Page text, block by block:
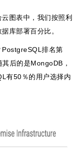
图表中，我们按照利
库部署百分比。
PostgreSQL排名第
后的是MongoDB，
有50％的用户选择内